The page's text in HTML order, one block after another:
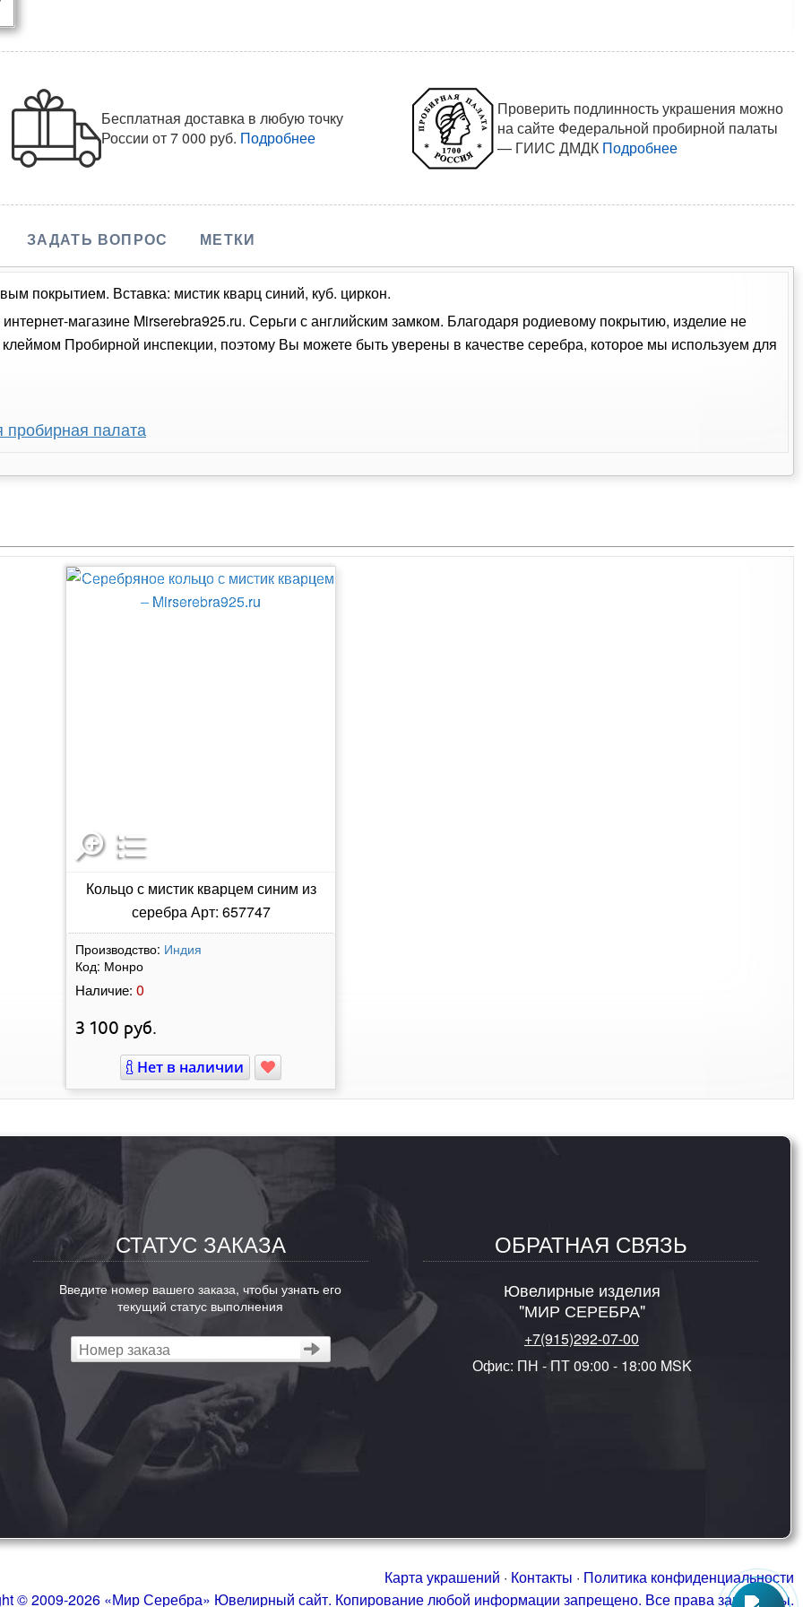
Бесплатная доставка в любую точку
Россииот 7 000 руб. Подробнее
Проверить подлинность украшения можно
на сайте Федеральной пробирной палаты
— ГИИС ДМДК Подробнее
ЗАДАТЬ ВОПРОС МЕТКИ
покрытием. Вставка: мистик кварц синий, куб. циркон.
магазине Mirserebra925.ru. Серьги с английским замком. Благодаря родиевому покрытию, изделие не
Пробирной инспекции, поэтому Вы можете быть уверены в качестве серебра, которое мы используем для
палата
Кольцо с мистик кварцем синим из
серебра Арт: 657747
Производство: Индия
Код: Монро
Наличие: 0
3 100 руб.
Нет в наличии
СТАТУС ЗАКАЗА
Введите номер вашего заказа, чтобы узнать его
текущий статус выполнения
ОБРАТНАЯ СВЯЗЬ
Ювелирные изделия
"МИР СЕРЕБРА"
+7(915)292-07-00
Офис: ПН - ПТ 09:00 - 18:00 MSK
Карта украшений · Контакты · Политика конфиденциальности
© 2009-2026 «Мир Серебра» Ювелирный сайт. Копирование любой информации запрещено. Все права защищены.